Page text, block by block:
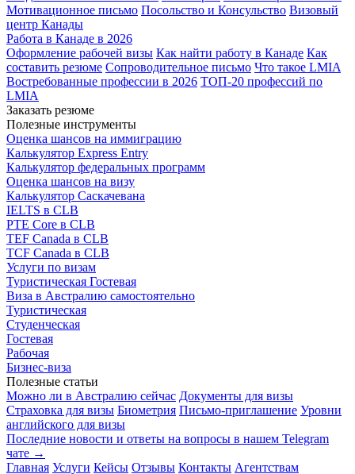
Мотивационное письмо Посольство и Консульство Визовый
центр Канады
Работа в Канаде в 2026
Оформление рабочей визы Как найти работу в Канаде Как
составить резюме Сопроводительное письмо Что такое LMIA
Востребованные профессии в 2026 ТОП-20 профессий по
LMIA
Заказать резюме
Полезные инструменты
Оценка шансов на иммиграцию
Калькулятор Express Entry
Калькулятор федеральных программ
Оценка шансов на визу
Калькулятор Саскачевана
IELTS в CLB
PTE Core в CLB
TEF Canada в CLB
TCF Canada в CLB
Услуги по визам
Туристическая Гостевая
Виза в Австралию самостоятельно
Туристическая
Студенческая
Гостевая
Рабочая
Бизнес-виза
Полезные статьи
Можно ли в Австралию сейчас Документы для визы
Страховка для визы Биометрия Письмо-приглашение Уровни
английского для визы
Последние новости и ответы на вопросы в нашем Telegram
чате →
Главная Услуги Кейсы Отзывы Контакты Агентствам